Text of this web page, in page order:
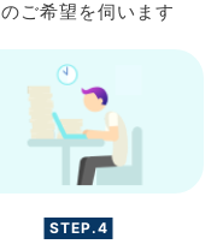
ご希望を伺います
STEP.4